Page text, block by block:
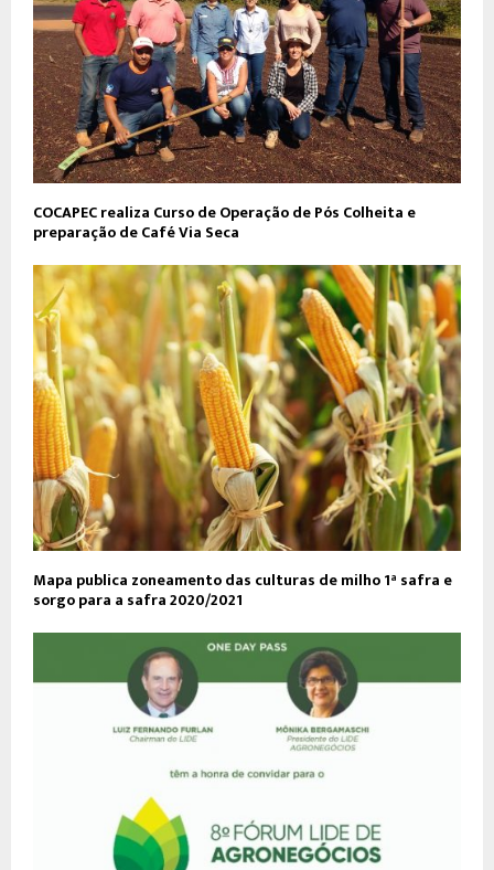
COCAPEC realiza Curso de Operação de Pós Colheita e
preparação de Café Via Seca
Mapa publica zoneamento das culturas de milho 1ª safra e
sorgo para a safra 2020/2021